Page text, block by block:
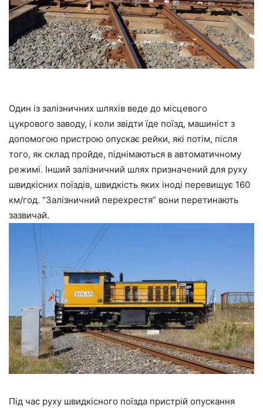
Один із залізничних шляхів веде до місцевого
цукрового заводу, і коли звідти їде поїзд, машиніст з
допомогою пристрою опускає рейки, які потім, після
того, як склад пройде, піднімаються в автоматичному
режимі. Інший залізничний шлях призначений для руху
швидкісних поїздів, швидкість яких іноді перевищує 160
км/год. “Залізничний перехрестя” вони перетинають
зазвичай.
Під час руху швидкісного поїзда пристрій опускання